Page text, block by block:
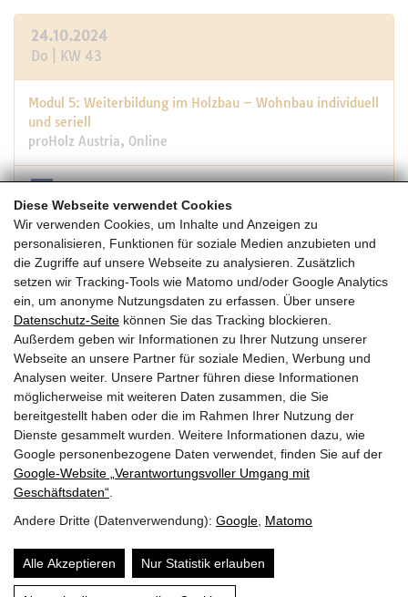
Diese Webseite verwendet Cookies
Wir verwenden Cookies, um Inhalte und Anzeigen zu
personalisieren, Funktionen für soziale Medien anzubieten und
die Zugriffe auf unsere Webseite zu analysieren. Zusätzlich
setzen wir Tracking-Tools wie Matomo und/oder Google Analytics
ein, um anonyme Nutzungsdaten zu erfassen. Über unsere
Datenschutz-Seite können Sie das Tracking blockieren.
Außerdem geben wir Informationen zu Ihrer Nutzung unserer
Webseite an unsere Partner für soziale Medien, Werbung und
Analysen weiter. Unsere Partner führen diese Informationen
möglicherweise mit weiteren Daten zusammen, die Sie
bereitgestellt haben oder die im Rahmen Ihrer Nutzung der
Dienste gesammelt wurden. Weitere Informationen dazu, wie
Google personenbezogene Daten verwendet, finden Sie auf der
Google‑Website „Verantwortungsvoller Umgang mit
Geschäftsdaten“
Andere Dritte (Datenverwendung): Google Matomo
Alle Akzeptieren Nur Statistik erlauben
24.10.2024
Do | KW 43
Modul 5: Weiterbildung im Holzbau – Wohnbau individuell
und seriell
proHolz Austria, Online
17:00 -19:00
29.10.2024
Di | KW 44
Ausschreibung und ÖBA im Holzbau
Überbau Bildungs-GmbH, Online
13:00 -16:00
Seiten drucken
© 2026 | Dein Date mit Holz.powered byKOPPELHUBER² und
Partner ZT OG
|
Über uns Datenschutz Impressum